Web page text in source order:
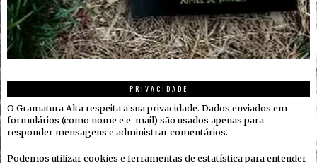
PRIVACIDADE
O Gramatura Alta respeita a sua privacidade. Dados enviados em
formulários (como nome e e-mail) são usados apenas para
responder mensagens e administrar comentários.
Podemos utilizar cookies e ferramentas de estatística para entender